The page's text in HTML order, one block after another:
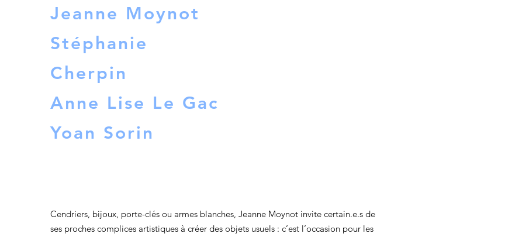
Jeanne Moynot
Stéphanie
Cherpin
Anne Lise Le Gac
Yoan Sorin
Cendriers, bijoux, porte-clés ou armes blanches, Jeanne Moynot invite certain.e.s de
ses proches complices artistiques à créer des objets usuels : c’est l’occasion pour les